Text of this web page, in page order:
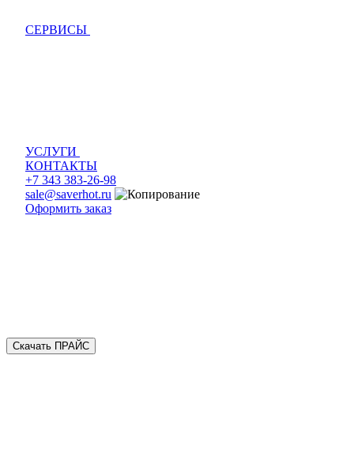
СЕРВИСЫ
УСЛУГИ
КОНТАКТЫ
+7 343 383-26-98
sale@saverhot.ru
Оформить заказ
Скачать ПРАЙС